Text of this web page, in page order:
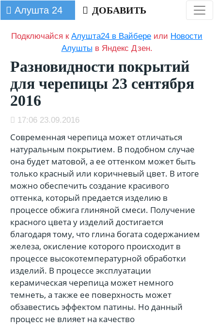
Алушта 24 ДОБАВИТЬ
Подключайся кАлушта24 в Вайбере или Новости
Алушты в Яндекс Дзен.
Разновидности покрытий
для черепицы 23 сентября
2016
17:06 23.09.2016
Современная черепица может отличаться
натуральным покрытием. В подобном случае
она будет матовой, а ее оттенком может быть
только красный или коричневый цвет. В итоге
можно обеспечить создание красивого
оттенка, который предается изделию в
процессе обжига глиняной смеси. Получение
красного цвета у изделий достигается
благодаря тому, что глина богата содержанием
железа, окисление которого происходит в
процессе высокотемпературной обработки
изделий. В процессе эксплуатации
керамическая черепица может немного
темнеть, а также ее поверхность может
обзавестись эффектом патины. Но данный
процесс не влияет на качество